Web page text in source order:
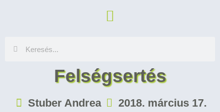
Felségsertés
Stuber Andrea 2018. március 17.